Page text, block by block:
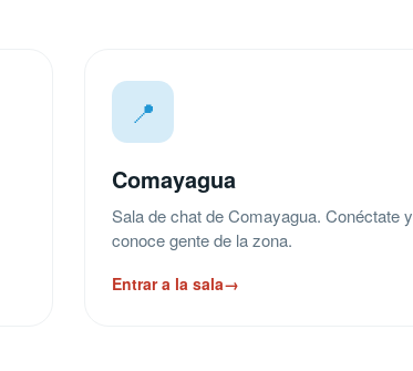
📍
Comayagua
Sala de chat de Comayagua. Conéctate y
conoce gente de la zona.
Entrar a la sala→